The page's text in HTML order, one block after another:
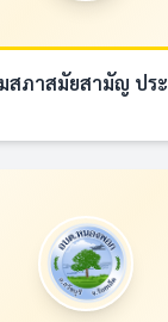
ภาสมัยสามัญ ปร